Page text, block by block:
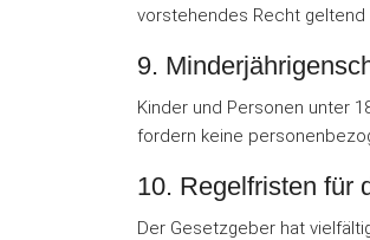
vorstehendes Recht
9.
Kinder und Personen unter
fordern keine
10. Regelfristen für
Der Gesetzgeber hat